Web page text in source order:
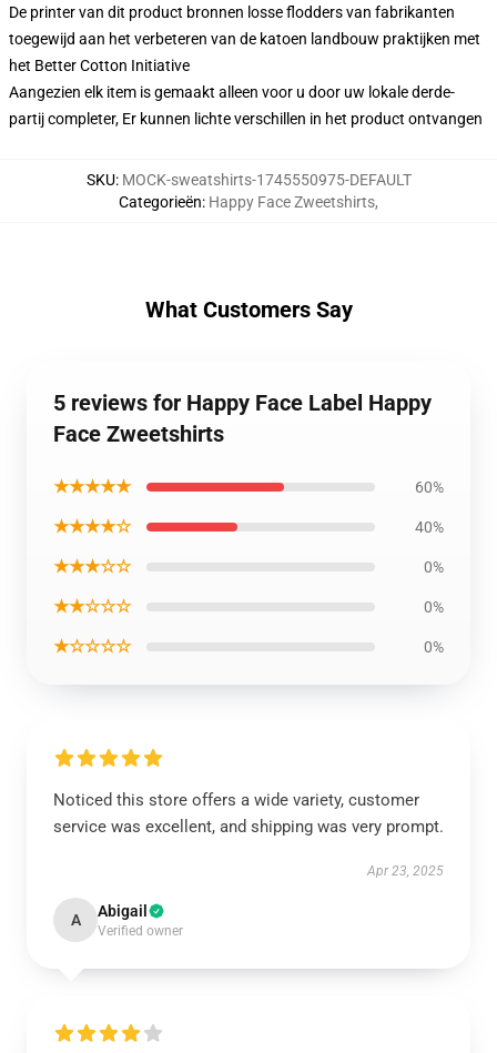
De printer van dit product bronnen losse flodders van fabrikanten
toegewijd aan het verbeteren van de katoen landbouw praktijken met
het Better Cotton Initiative
Aangezien elk item is gemaakt alleen voor u door uw lokale derde-
partij completer, Er kunnen lichte verschillen in het product ontvangen
SKU: MOCK-sweatshirts-1745550975-DEFAULT
Categorieën: Happy Face Zweetshirts,
What Customers Say
5 reviews for Happy Face Label Happy
Face Zweetshirts
★★★★★ 60%
★★★★☆ 40%
★★★☆☆ 0%
★★☆☆☆ 0%
★☆☆☆☆ 0%
Noticed this store offers a wide variety, customer
service was excellent, and shipping was very prompt.
Apr 23, 2025
A Abigail
Verified owner